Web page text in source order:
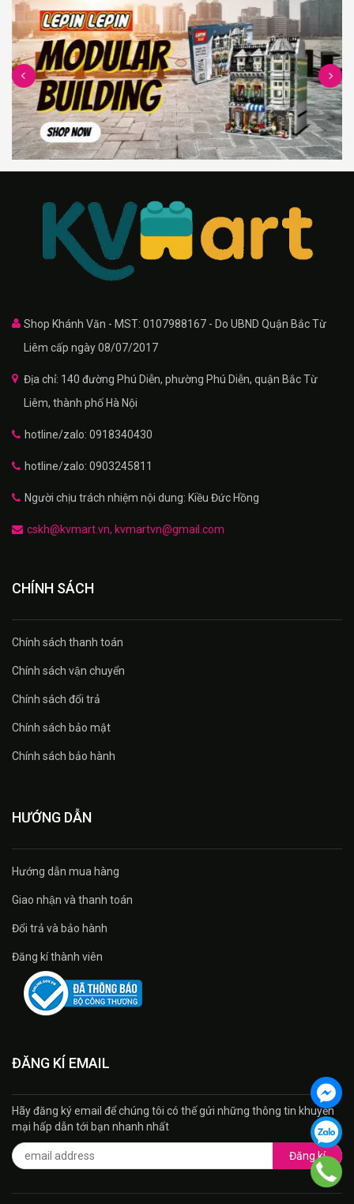
Shop Khánh Văn - MST: 0107988167 - Do UBND Quận Bắc Từ
Liêm cấp ngày 08/07/2017
Địa chỉ: 140 đường Phú Diễn, phường Phú Diễn, quận Bắc Từ
Liêm, thành phố Hà Nội
hotline/zalo: 0918340430
hotline/zalo: 0903245811
Người chịu trách nhiệm nội dung: Kiều Đức Hồng
cskh@kvmart.vn, kvmartvn@gmail.com
CHÍNH SÁCH
Chính sách thanh toán
Chính sách vận chuyển
Chính sách đổi trả
Chính sách bảo mật
Chính sách bảo hành
HƯỚNG DẪN
Hướng dẫn mua hàng
Giao nhận và thanh toán
Đổi trả và bảo hành
Đăng kí thành viên
ĐĂNG KÍ EMAIL
Hãy đăng ký email để chúng tôi có thế gửi những thông tin khuyến
mại hấp dẫn tới bạn nhanh nhất
Đăng kí